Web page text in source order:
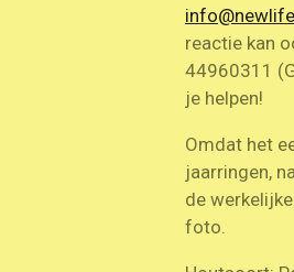
reactie kan
44960311
je helpen!
Omdat het
jaarringen,
de
foto.